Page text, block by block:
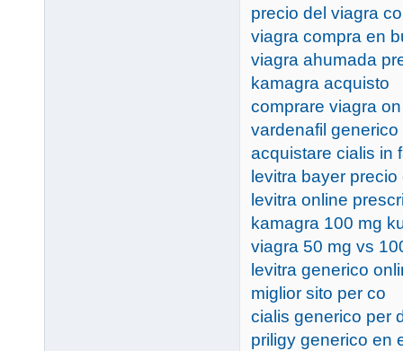
precio del viagra
viagra compra en
viagra ahumada
kamagra acquisto
comprare viagra
vardenafil generico
acquistare cialis in
levitra bayer
levitra online
kamagra 100 mg
viagra 50 mg vs
levitra generico
miglior sito per co
cialis generico per
priligy generico en